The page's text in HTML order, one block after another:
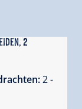
2
2 -